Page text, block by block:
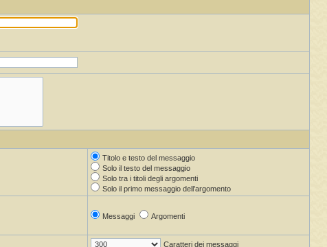
Titolo e testo del messaggio
Solo il testo del messaggio
Solo tra i titoli degli argomenti
Solo il primo messaggio dell’argomento
Messaggi Argomenti
Caratteri dei messaggi